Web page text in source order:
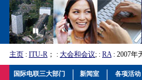
主页 : ITU-R ； : 大会和会议; : RA: 2007年
国际电联三大部门 新闻室 各项活动